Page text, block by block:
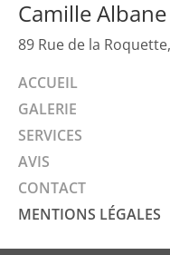
Camille
89 Rue de la
ACCUEIL
GALERIE
SERVICES
AVIS
CONTACT
MENTIONS LÉGALES